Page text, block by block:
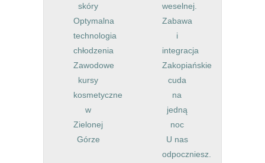
skóry
Optymalna
technologia
chłodzenia
Zawodowe
kursy
kosmetyczne
w
Zielonej
Górze
weselnej.
Zabawa
i
integracja
Zakopiańskie
cuda
na
jedną
noc
U nas
odpoczniesz.